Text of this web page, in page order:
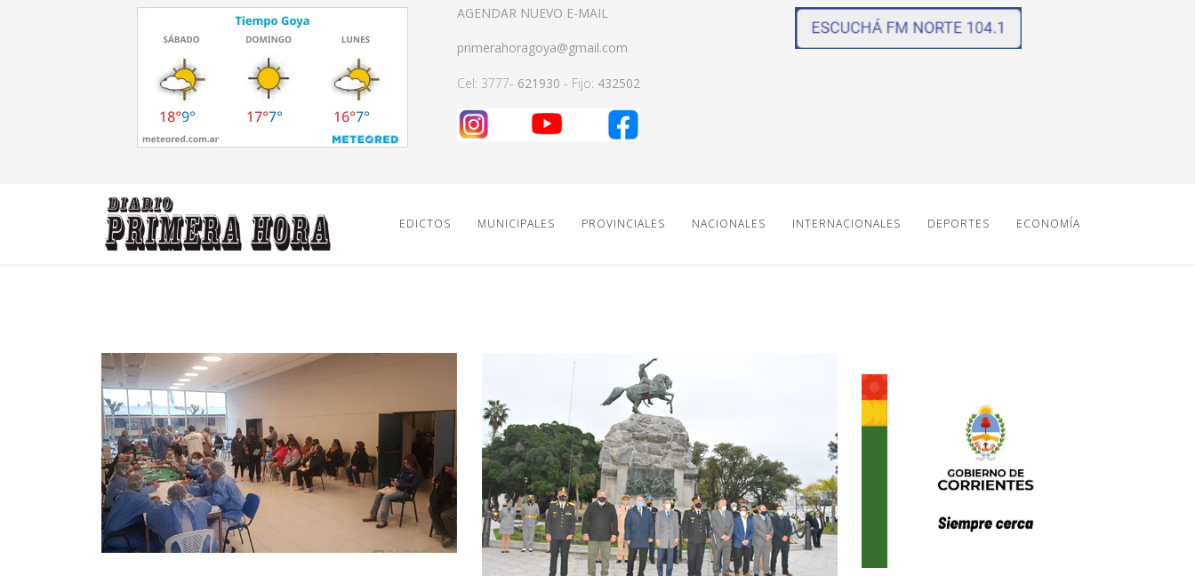
AGENDAR NUEVO E-MAIL
primerahoragoya@gmail.com
Cel: 3777- 621930 - Fijo: 432502
EDICTOS MUNICIPALES PROVINCIALES NACIONALES INTERNACIONALES DEPORTES ECONOMÍA